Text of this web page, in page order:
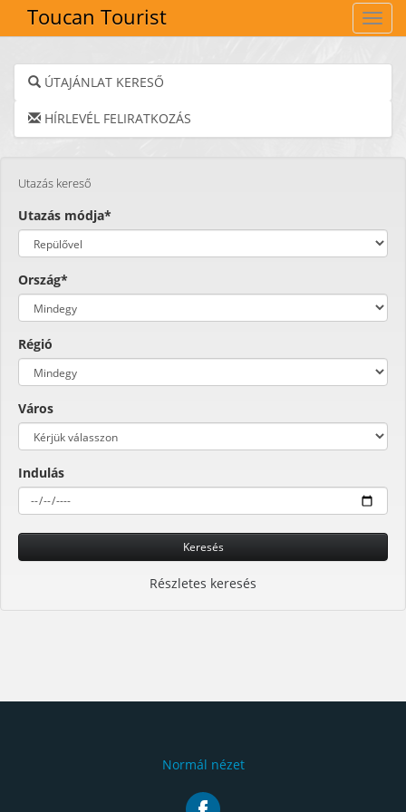
Toucan Tourist
ÚTAJÁNLAT KERESŐ
HÍRLEVÉL FELIRATKOZÁS
Utazás kereső
Utazás módja*
Ország*
Régió
Város
Indulás
Keresés
Részletes keresés
Normál nézet